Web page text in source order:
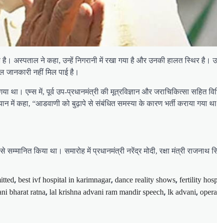
अस्पताल ने कहा, उन्हें निगरानी में रखा गया है और उनकी हालत स्थिर है।
जानकारी नहीं मिल पाई है।
एम्स में, पूर्व उप-प्रधानमंत्री की मूत्रविज्ञान और जराचिकित्सा सहित
कहा, “आडवाणी को बुढ़ापे से संबंधित समस्या के कारण भर्ती कराया गया
किया था। समारोह में प्रधानमंत्री नरेंद्र मोदी, रक्षा मंत्री
, best ivf hospital in karimnagar, dance reality shows, fertility
bharat ratna, lal krishna advani ram mandir speech, lk advani,